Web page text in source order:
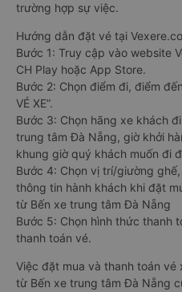
trường hợp sự việc.
Hướng dẫn đặt vé tại
Bước 1: Truy cập vào website
CH Play hoặc App Store.
Bước 2: Chọn điểm đi, điểm
VÉ XE”.
Bước 3: Chọn hãng xe khách
trung tâm Đà Nẵng, giờ khởi
khung giờ quý khách muốn đi
Bước 4: Chọn vị trí/giường
thông tin hành khách khi đặt
từ Bến xe trung tâm Đà Nẵng
Bước 5: Chọn hình thức thanh
thanh toán vé.
Việc đặt mua và thanh toán
từ Bến xe trung tâm Đà Nẵng